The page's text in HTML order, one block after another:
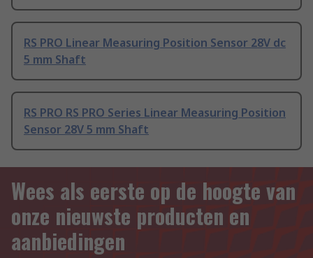
RS PRO Linear Measuring Position Sensor 28V dc
5 mm Shaft
RS PRO RS PRO Series Linear Measuring Position
Sensor 28V 5 mm Shaft
Wees als eerste op de hoogte van
onze nieuwste producten en
aanbiedingen